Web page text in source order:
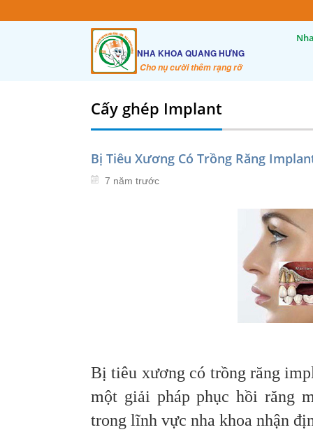
NHA KHOA QUANG HƯNG
Cho nụ cười thêm rạng rỡ
Cấy ghép Implant
Bị Tiêu Xương Có Trồng Răng
7 năm trước
Bị tiêu xương có trồng răng
một giải pháp phục hồi răng
trong lĩnh vực nha khoa nhận